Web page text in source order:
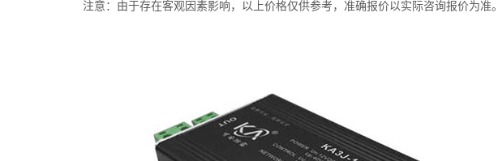
注意：由于存在客观因素影响，以上价格仅供参考，准确报价以实际咨询报价为准。